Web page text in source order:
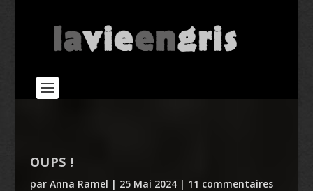
OUPS !
par Anna Ramel | 25 Mai 2024| 11 commentaires